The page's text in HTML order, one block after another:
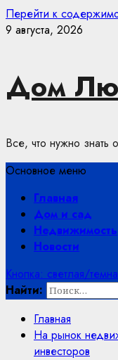
Перейти к
9 августа, 2026
Дом
Все, что нужно знать
Основное меню
Главная
Дом и сад
Недвижимость
Новости
Кнопка: светлая/
Найти:
Главная
На рынок
инвесторов